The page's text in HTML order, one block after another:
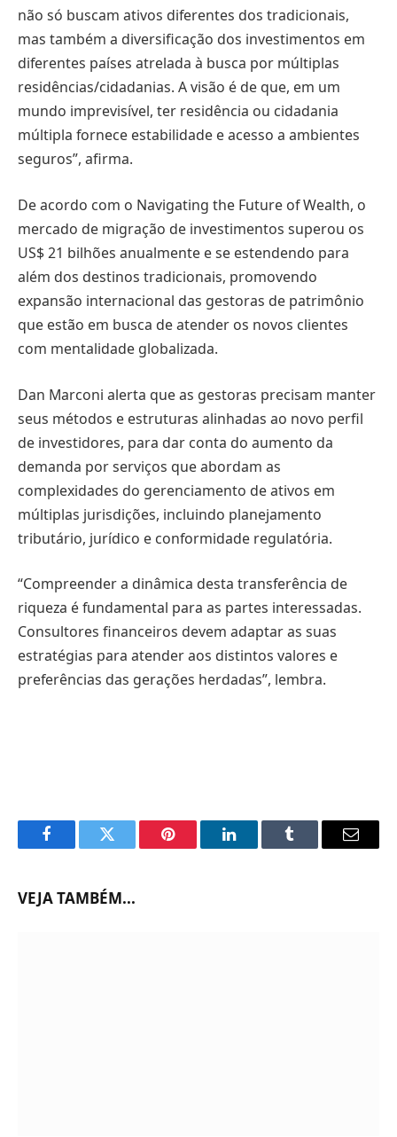
não só buscam ativos diferentes dos tradicionais,
mas também a diversificação dos investimentos em
diferentes países atrelada à busca por múltiplas
residências/cidadanias. A visão é de que, em um
mundo imprevisível, ter residência ou cidadania
múltipla fornece estabilidade e acesso a ambientes
seguros”, afirma.
De acordo com o Navigating the Future of Wealth, o
mercado de migração de investimentos superou os
US$ 21 bilhões anualmente e se estendendo para
além dos destinos tradicionais, promovendo
expansão internacional das gestoras de patrimônio
que estão em busca de atender os novos clientes
com mentalidade globalizada.
Dan Marconi alerta que as gestoras precisam manter
seus métodos e estruturas alinhadas ao novo perfil
de investidores, para dar conta do aumento da
demanda por serviços que abordam as
complexidades do gerenciamento de ativos em
múltiplas jurisdições, incluindo planejamento
tributário, jurídico e conformidade regulatória.
“Compreender a dinâmica desta transferência de
riqueza é fundamental para as partes interessadas.
Consultores financeiros devem adaptar as suas
estratégias para atender aos distintos valores e
preferências das gerações herdadas”, lembra.
FacebookTwitter Pinterest LinkedInTumblr Email
VEJA TAMBÉM...